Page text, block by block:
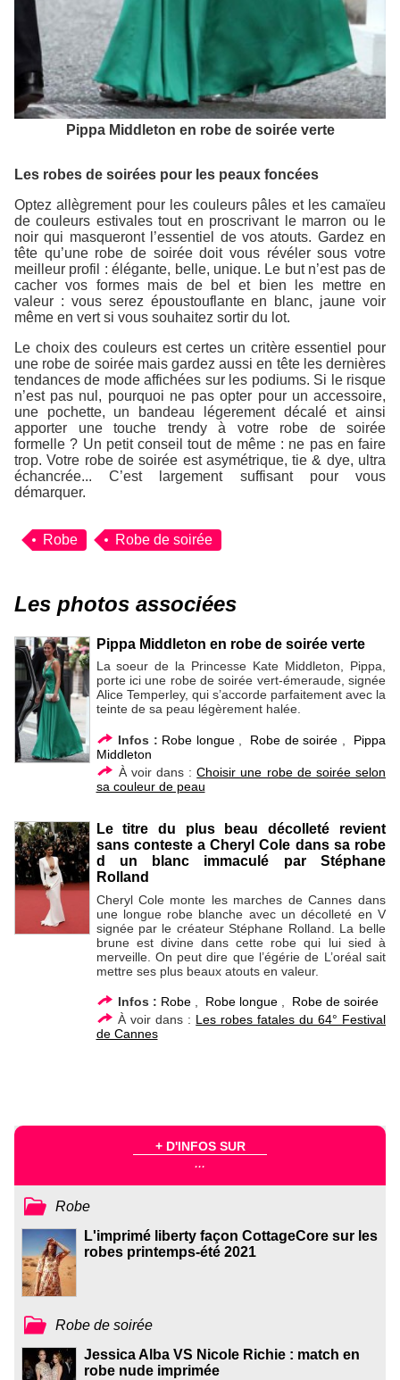
Pippa Middleton en robe de soirée verte
Les robes de soirées pour les peaux foncées
Optez allègrement pour les couleurs pâles et les camaïeu
de couleurs estivales tout en proscrivant le marron ou le
noir qui masqueront l’essentiel de vos atouts. Gardez en
tête qu’une robe de soirée doit vous révéler sous votre
meilleur profil : élégante, belle, unique. Le but n’est pas de
cacher vos formes mais de bel et bien les mettre en
valeur : vous serez époustouflante en blanc, jaune voir
même en vert si vous souhaitez sortir du lot.
Le choix des couleurs est certes un critère essentiel pour
une robe de soirée mais gardez aussi en tête les dernières
tendances de mode affichées sur les podiums. Si le risque
n’est pas nul, pourquoi ne pas opter pour un accessoire,
une pochette, un bandeau légerement décalé et ainsi
apporter une touche trendy à votre robe de soirée
formelle ? Un petit conseil tout de même : ne pas en faire
trop. Votre robe de soirée est asymétrique, tie & dye, ultra
échancrée... C’est largement suffisant pour vous
démarquer.
Robe Robe de soirée
Les photos associées
Pippa Middleton en robe de soirée verte
La soeur de la Princesse Kate Middleton, Pippa,
porte ici une robe de soirée vert-émeraude, signée
Alice Temperley, qui s’accorde parfaitement avec la
teinte de sa peau légèrement halée.
Infos : Robe longue, Robe de soirée
Pippa
Middleton
À voir dans :Choisir une robe de soirée selon
sa couleur de peau
Le titre du plus beau décolleté revient
sans conteste a Cheryl Cole dans sa robe
d un blanc immaculé par Stéphane
Rolland
Cheryl Cole monte les marches de Cannes dans
une longue robe blanche avec un décolleté en V
signée par le créateur Stéphane Rolland. La belle
brune est divine dans cette robe qui lui sied à
merveille. On peut dire que l’égérie de L’oréal sait
mettre ses plus beaux atouts en valeur.
Infos : Robe, Robe longue, Robe de soirée
À voir dans : Les robes fatales du 64° Festival
de Cannes
+ D'INFOS SUR
...
Robe
L'imprimé liberty façon CottageCore sur les
robes printemps-été 2021
Robe de soirée
Jessica Alba VS Nicole Richie : match en
robe nude imprimée